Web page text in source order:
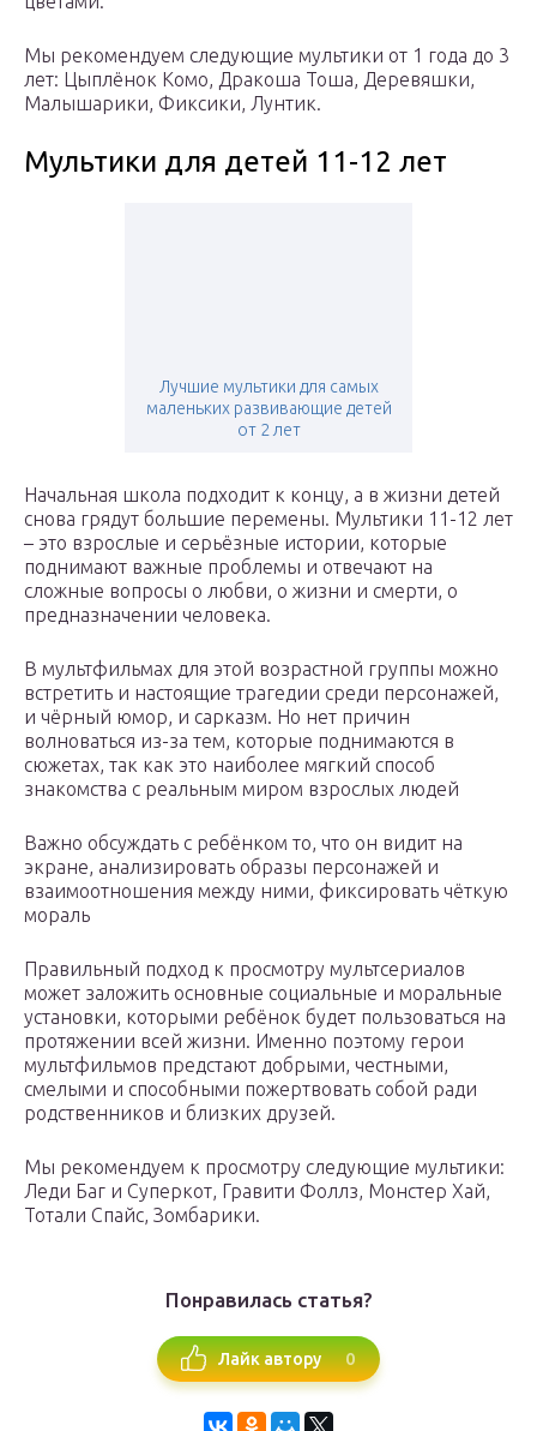
Мы рекомендуем следующие мультики от 1 года до 3
лет: Цыплёнок Комо, Дракоша Тоша, Деревяшки,
Малышарики, Фиксики, Лунтик.
Мультики для детей 11-12 лет
Лучшие мультики для самых
маленьких развивающие детей
от 2 лет
Начальная школа подходит к концу, а в жизни детей
снова грядут большие перемены. Мультики 11-12 лет
– это взрослые и серьёзные истории, которые
поднимают важные проблемы и отвечают на
сложные вопросы о любви, о жизни и смерти, о
предназначении человека.
В мультфильмах для этой возрастной группы можно
встретить и настоящие трагедии среди персонажей,
и чёрный юмор, и сарказм. Но нет причин
волноваться из-за тем, которые поднимаются в
сюжетах, так как это наиболее мягкий способ
знакомства с реальным миром взрослых людей
Важно обсуждать с ребёнком то, что он видит на
экране, анализировать образы персонажей и
взаимоотношения между ними, фиксировать чёткую
мораль
Правильный подход к просмотру мультсериалов
может заложить основные социальные и моральные
установки, которыми ребёнок будет пользоваться на
протяжении всей жизни. Именно поэтому герои
мультфильмов предстают добрыми, честными,
смелыми и способными пожертвовать собой ради
родственников и близких друзей.
Мы рекомендуем к просмотру следующие мультики:
Леди Баг и Суперкот, Гравити Фоллз, Монстер Хай,
Тотали Спайс, Зомбарики.
Понравилась статья?
Лайк автору 0